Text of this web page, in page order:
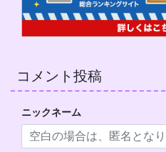
コメント投稿
ニックネーム